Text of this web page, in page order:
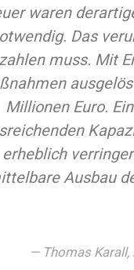
waren
Das
muss. Mit
Millionen Euro.
erheblich
Ausbau
Thomas